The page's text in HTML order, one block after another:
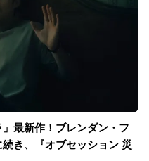
最新作！ブレンダン・フ
き、『オブセッション 災